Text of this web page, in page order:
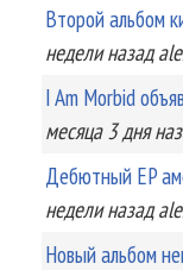
Второй альбом
неделиназад
I Am Morbid
месяца 3 дня
Дебютный EP
неделиназад
Новый альбом